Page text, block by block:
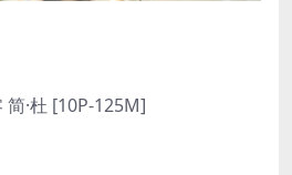
·杜 [10P-125M]